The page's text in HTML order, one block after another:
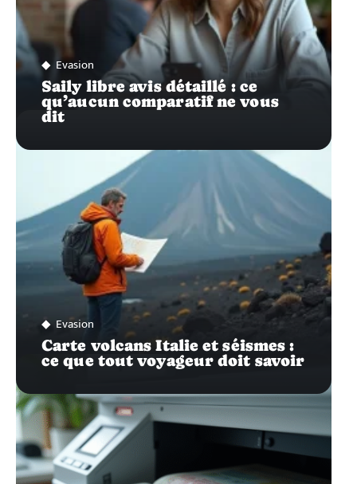
Evasion
Saily libre avis détaillé : ce
qu’aucun comparatif ne vous
dit
Evasion
Carte volcans Italie et séismes :
ce que tout voyageur doit savoir